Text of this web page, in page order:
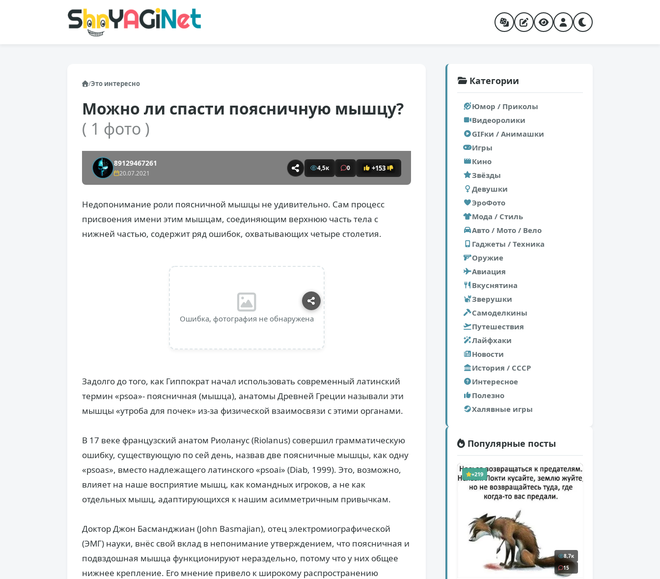
/Это интересно
Можно ли спасти поясничную мышцу?
( 1 фото )
89129467261
20.07.2021
4,5к 0 +153
Недопонимание роли поясничной мышцы не удивительно. Сам процесс
присвоения имени этим мышцам, соединяющим верхнюю часть тела с
нижней частью, содержит ряд ошибок, охватывающих четыре столетия.
Ошибка, фотография не обнаружена
Задолго до того, как Гиппократ начал использовать современный латинский
термин «psoa»- поясничная (мышца), анатомы Древней Греции называли эти
мышцы «утроба для почек» из-за физической взаимосвязи с этими органами.
В 17 веке французский анатом Риоланус (Riolanus) совершил грамматическую
ошибку, существующую по сей день, назвав две поясничные мышцы, как одну
«psoas», вместо надлежащего латинского «psoai» (Diab, 1999). Это, возможно,
влияет на наше восприятие мышц, как командных игроков, а не как
отдельных мышц, адаптирующихся к нашим асимметричным привычкам.
Доктор Джон Басманджиан (John Basmajian), отец электромиографической
(ЭМГ) науки, внёс свой вклад в непонимание утверждением, что поясничная и
подвздошная мышца функционируют нераздельно, потому что у них общее
нижнее крепление. Его мнение привело к широкому распространению
Категории
Юмор / Приколы
Видеоролики
GIFки / Анимашки
Игры
Кино
Звёзды
Девушки
ЭроФото
Мода / Стиль
Авто / Мото / Вело
Гаджеты / Техника
Оружие
Авиация
Вкуснятина
Зверушки
Самоделкины
Путешествия
Лайфхаки
Новости
История / СССР
Интересное
Полезно
Халявные игры
Популярные посты
+219
8,7к
15